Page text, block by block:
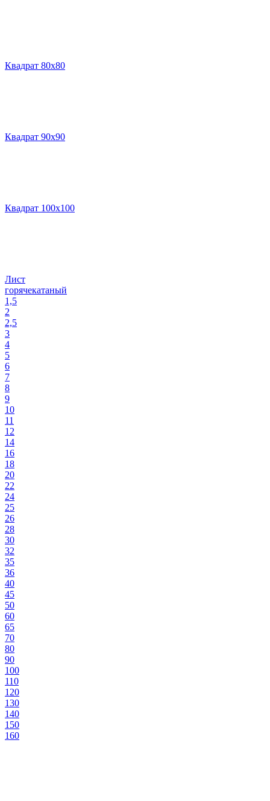
Квадрат 80х80
Квадрат 90х90
Квадрат 100х100
Лист
горячекатаный
1,5
2
2,5
3
4
5
6
7
8
9
10
11
12
14
16
18
20
22
24
25
26
28
30
32
35
36
40
45
50
60
65
70
80
90
100
110
120
130
140
150
160